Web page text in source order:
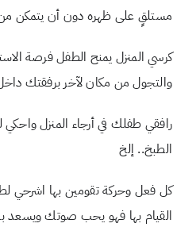
مستلقٍ على ظهره دون أن يتمكن
كرسي المنزل يمنح الطفل فرصة
والتجول من مكان لآخر برفقتك
رافقي طفلك في أرجاء المنزل
الطبخ.. إلخ
كل فعل وحركة تقومين بها اشرحي
القيام بها فهو يحب صوتك ويسعد